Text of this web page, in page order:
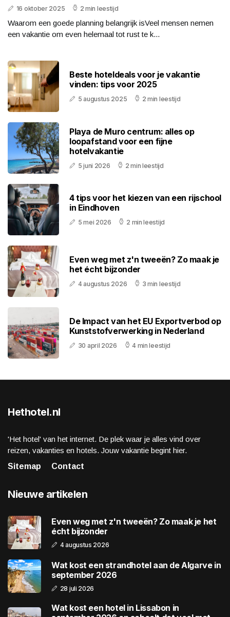
16 oktober 2025 2 min leestijd
Waarom een goede planning belangrijk isVeel mensen nemen
een vakantie om even helemaal tot rust te k...
Beste hoteldeals voor je vakantie
vinden: tips voor 2025
5 augustus 2025 2 min leestijd
Playa de Muro centrum: alles op
loopafstand voor een fijne
hotelvakantie
5 juni 2026 2 min leestijd
4 tips voor het kiezen van een rijschool
in Eindhoven
5 mei 2026 2 min leestijd
Even weg met z'n tweeën? Zo maak je
het écht bijzonder
4 augustus 2026 3 min leestijd
De Impact van het EU Exportverbod op
Kunststofverwerking in Nederland
30 april 2026 4 min leestijd
Hethotel.nl
'Het hotel' van het internet. De plek waar je alles vind over
reizen, vakanties en hotels. Jouw vakantie begint hier.
Sitemap
Contact
Nieuwe artikelen
Even weg met z'n tweeën? Zo maak je het
écht bijzonder
4 augustus 2026
Wat kost een strandhotel aan de Algarve in
september 2026
28 juli 2026
Wat kost een hotel in Lissabon in